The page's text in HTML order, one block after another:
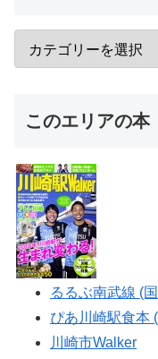
このエリアの本
るるぶ南武線 (
ぴあ川崎駅食本
川崎市Walker